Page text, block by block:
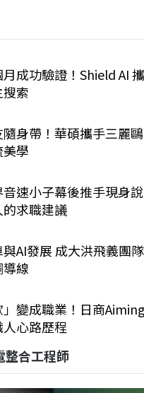
成功驗證！Shield AI
搜索
身帶！華碩攜手三麗
學
速小子幕後推手現身
求職建議
AI發展 成大洪飛義團
線
變成職業！日商
心路歷程
整合工程師